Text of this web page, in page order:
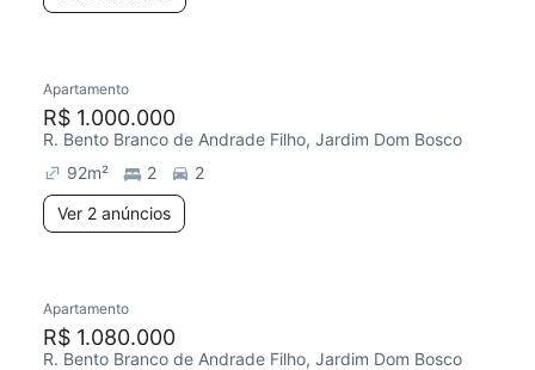
Redecorar
Apartamento
R$ 1.000.000
R. Bento Branco de Andrade Filho, Jardim Dom Bosco
92m² 2
2
Ver 2 anúncios
Chegou este mês
Apartamento
R$ 1.080.000
R. Bento Branco de Andrade Filho, Jardim Dom Bosco